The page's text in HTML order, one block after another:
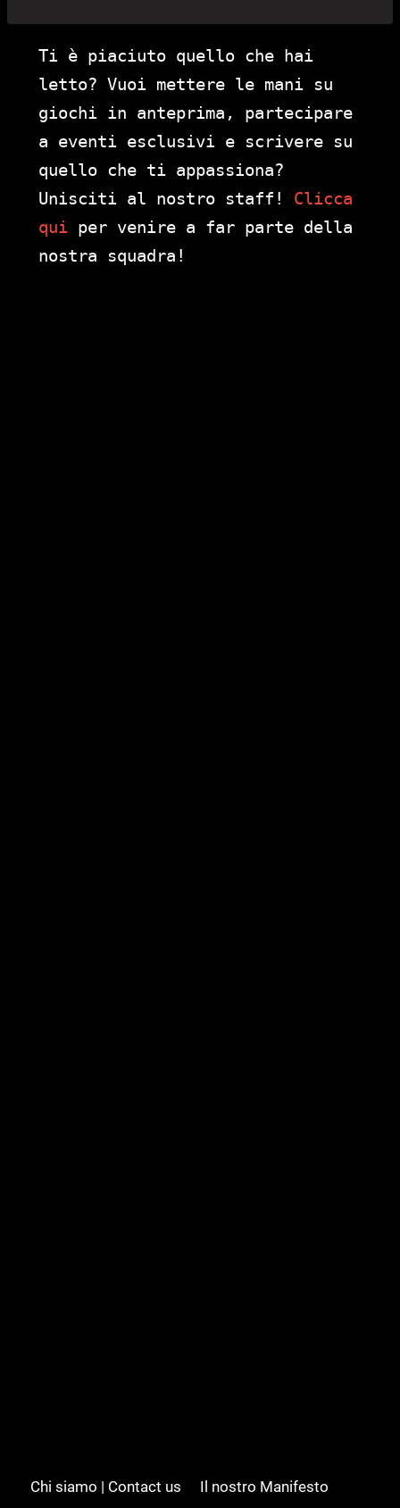
Ti è piaciuto quello che hai
letto? Vuoi mettere le mani su
giochi in anteprima, partecipare
a eventi esclusivi e scrivere su
quello che ti appassiona?
Unisciti al nostro staff! Clicca
qui per venire a far parte della
nostra squadra!
Chi siamo | Contact us Il nostro Manifesto